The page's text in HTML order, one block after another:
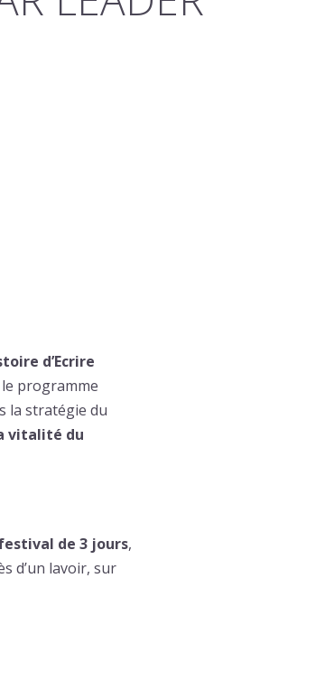
d’Ecrire
programme
la stratégie du
vitalité du
de 3 jours,
d’un lavoir, sur